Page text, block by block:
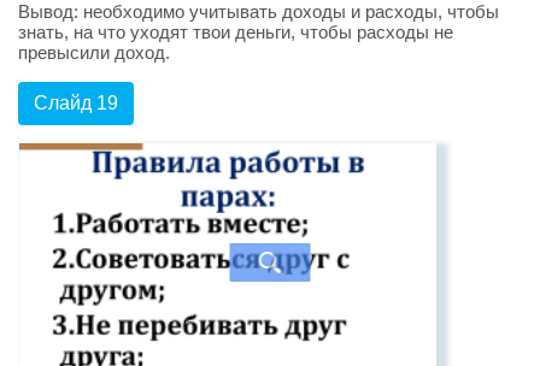
Вывод: необходимо учитывать доходы и расходы, чтобы
знать, на что уходят твои деньги, чтобы расходы не
превысили доход.
Слайд 19